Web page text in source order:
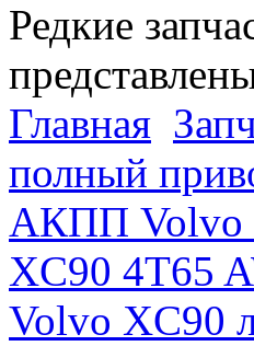
Редкие
Главная
полный
АКПП Volvo
XC90 4T65
Volvo XC90